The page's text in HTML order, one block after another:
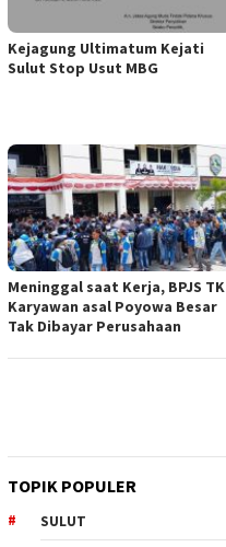
Kejagung Ultimatum Kejati
Sulut Stop Usut MBG
Meninggal saat Kerja, BPJS TK
Karyawan asal Poyowa Besar
Tak Dibayar Perusahaan
TOPIK POPULER
SULUT